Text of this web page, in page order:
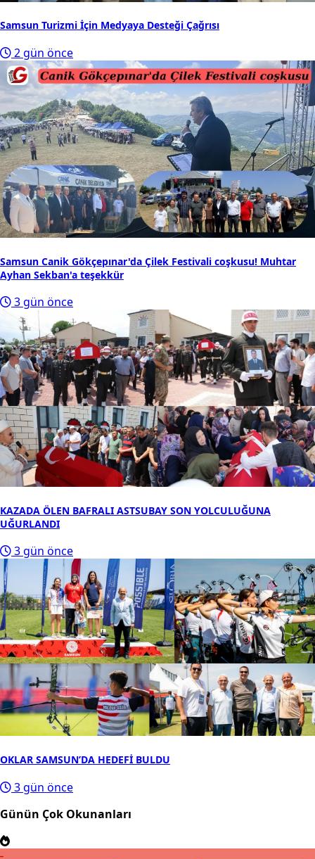
Samsun Turizmi İçin Medyaya Desteği Çağrısı
2 gün önce
Samsun Canik Gökçepınar'da Çilek Festivali coşkusu! Muhtar
Ayhan Sekban'a teşekkür
3 gün önce
KAZADA ÖLEN BAFRALI ASTSUBAY SON YOLCULUĞUNA
UĞURLANDI
3 gün önce
OKLAR SAMSUN’DA HEDEFİ BULDU
3 gün önce
Günün Çok Okunanları